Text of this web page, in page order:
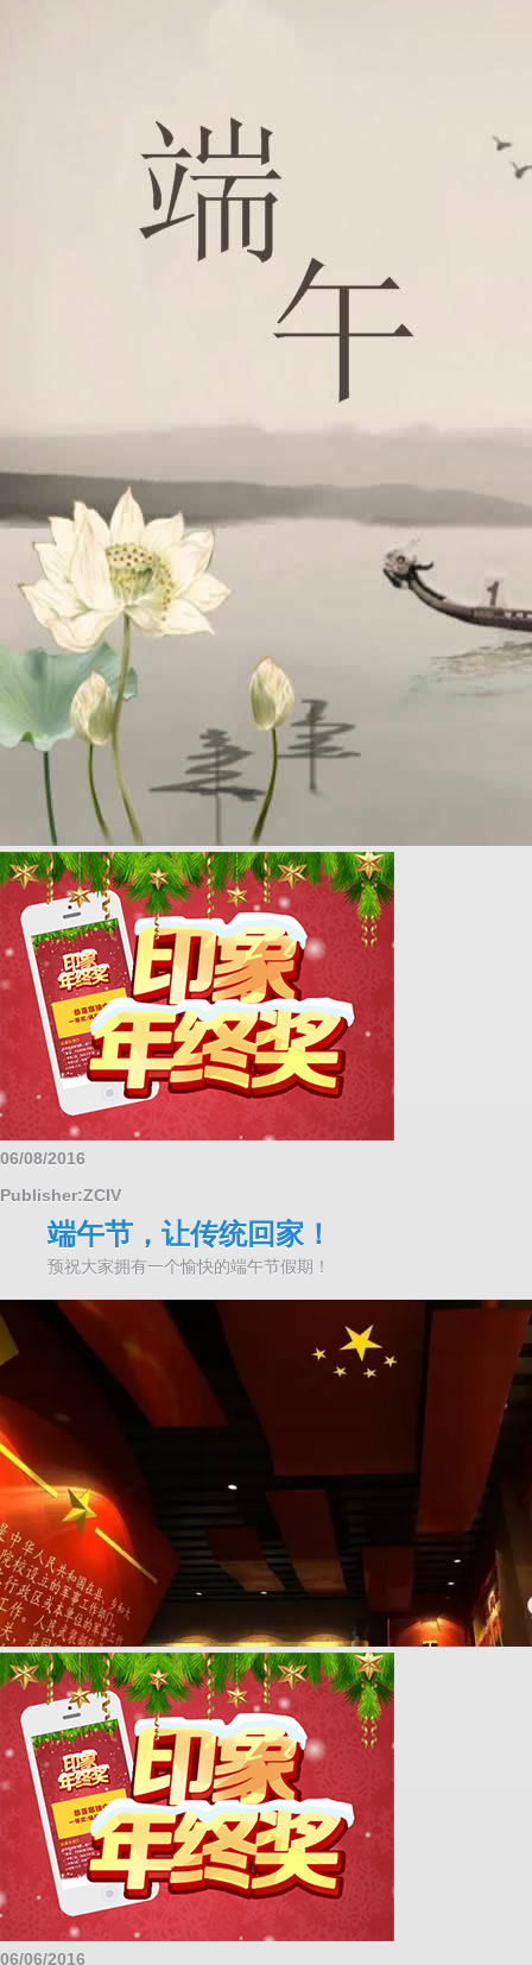
06/08/2016
Publisher:ZCIV
端午节，让传统回家！
预祝大家拥有一个愉快的端午节假期！
06/06/2016